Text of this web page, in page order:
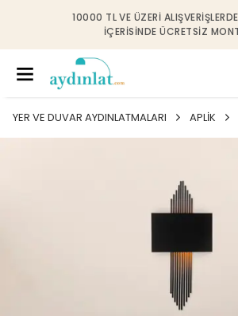
10000 TL VE ÜZERI
IÇERISINDE ÜCRETSIZ
YER VE DUVAR AYDINLATMALARI APLİK